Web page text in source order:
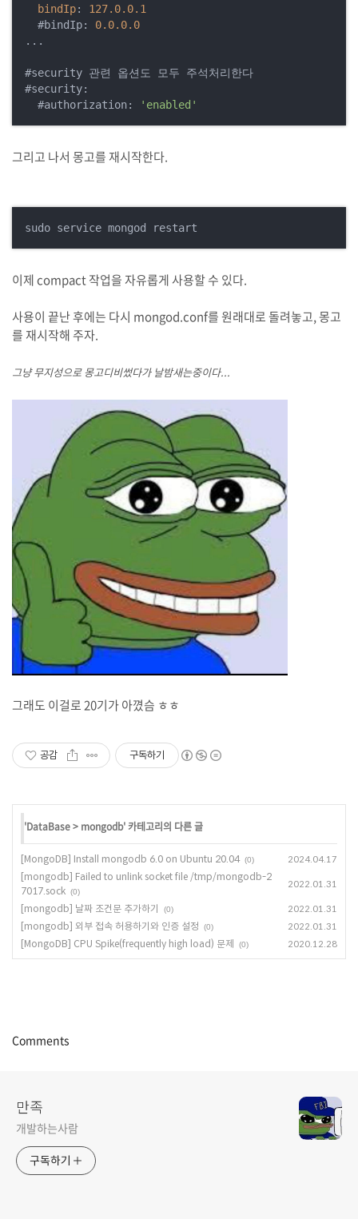
bindIp: 127.0.0.1
  #bindIp:
0.0.0.0
...
#security 관련 옵션도 모두 주석처리한다
#security:
  #authorization:
'enabled'
그리고 나서 몽고를 재시작한다.
sudo service mongod restart
이제 compact 작업을 자유롭게 사용할 수 있다.
사용이 끝난 후에는 다시 mongod.conf를 원래대로 돌려놓고, 몽고
를 재시작해 주자.
그냥 무지성으로 몽고디비썼다가 날밤새는중이다...
그래도 이걸로 20기가 아꼈슴 ㅎㅎ
공감 구독하기
'DataBase> mongodb' 카테고리의 다른 글
[MongoDB] Install mongodb 6.0 on Ubuntu 20.04 (0) 2024.04.17
[mongodb] Failed to unlink socket file /tmp/mongodb-2
7017.sock (0)
2022.01.31
[mongodb] 날짜 조건문 추가하기 (0) 2022.01.31
[mongodb] 외부 접속 허용하기와 인증 설정 (0) 2022.01.31
[MongoDB] CPU Spike(frequently high load) 문제 (0) 2020.12.28
Comments
만족
개발하는사람
구독하기